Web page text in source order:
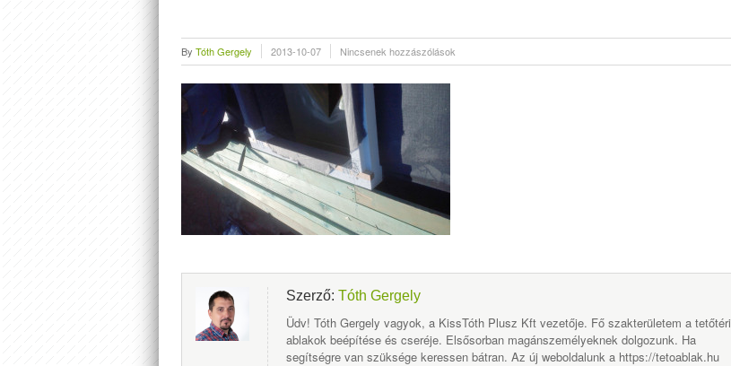
By Tóth Gergely 2013-10-07 Nincsenek hozzászólások
Szerző: Tóth Gergely
Üdv! Tóth Gergely vagyok, a KissTóth Plusz Kft vezetője. Fő szakterületem a tetőtéri
ablakok beépítése és cseréje. Elsősorban magánszemélyeknek dolgozunk. Ha
segítségre van szüksége keressen bátran. Az új weboldalunk a https://tetoablak.hu